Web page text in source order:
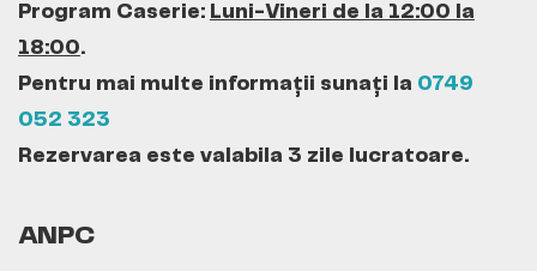
Program Caserie: Luni-Vineri de la 12:00 la
18:00.
Pentru mai multe informații sunați la 0749
052 323
Rezervarea este valabila 3 zile lucratoare.
ANPC